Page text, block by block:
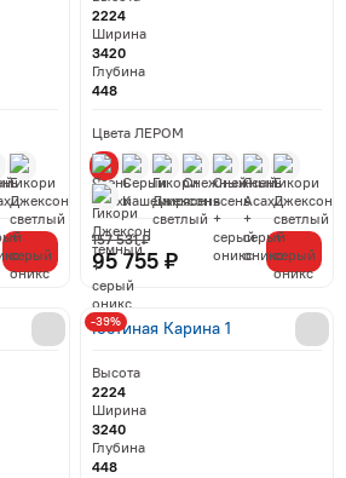
2224
Ширина
3420
Глубина
448
Цвета ЛЕРОМ
95 755 ₽
157 531 ₽
Гостиная Карина 1
Высота
2224
Ширина
3240
Глубина
448
-39%